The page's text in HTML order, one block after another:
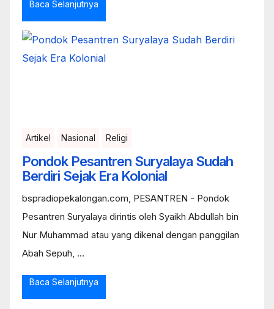
Baca Selanjutnya
Artikel Nasional Religi
Pondok Pesantren Suryalaya Sudah
Berdiri Sejak Era Kolonial
bspradiopekalongan.com, PESANTREN - Pondok
Pesantren Suryalaya dirintis oleh Syaikh Abdullah bin
Nur Muhammad atau yang dikenal dengan panggilan
Abah Sepuh, ...
Baca Selanjutnya